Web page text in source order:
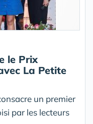
le Prix
La Petite
un premier
par les lecteurs